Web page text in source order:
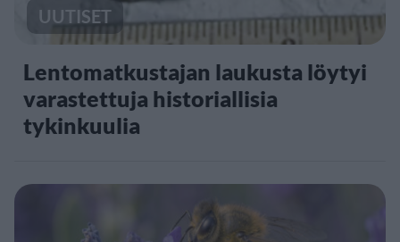
UUTISET
Lentomatkustajan laukusta löytyi
varastettuja historiallisia
tykinkuulia